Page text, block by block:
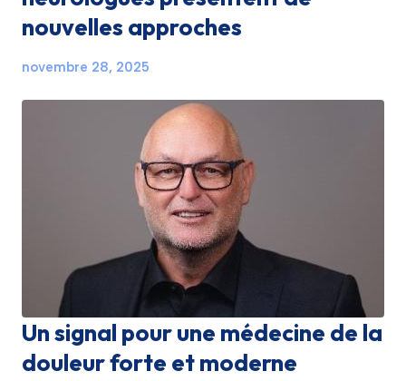
nouvelles approches
novembre 28, 2025
Un signal pour une médecine de la
douleur forte et moderne